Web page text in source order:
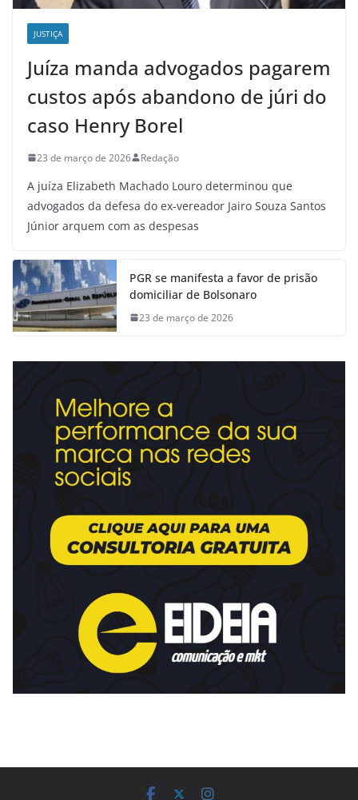
JUSTIÇA
Juíza manda advogados pagarem
custos após abandono de júri do
caso Henry Borel
23 de março de 2026 Redação
A juíza Elizabeth Machado Louro determinou que
advogados da defesa do ex-vereador Jairo Souza Santos
Júnior arquem com as despesas
PGR se manifesta a favor de prisão
domiciliar de Bolsonaro
23 de março de 2026